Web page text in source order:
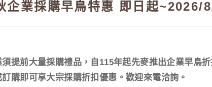
企業採購早鳥特惠 即日起~2026/
須提前大量採購禮品，自115年起先麥推出企業早鳥折
購即可享大宗採購折扣優惠。歡迎來電洽詢。